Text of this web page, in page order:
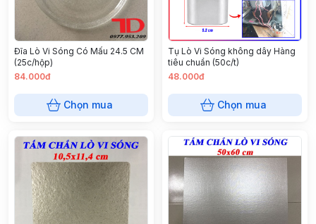
Đĩa Lò Vi Sóng Có Mấu 24.5 CM
(25c/hộp)
84.000đ
Chọn mua
Tụ Lò Vi Sóng không dây Hàng
tiêu chuẩn (50c/t)
48.000đ
Chọn mua